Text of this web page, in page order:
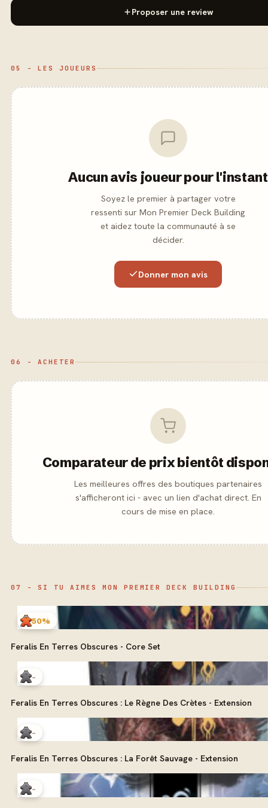
Proposer une review
05 - LES JOUEURS
Aucun avis joueur pour l'instant
Soyez le premier à partager votre
ressenti sur Mon Premier Deck Building
et aidez toute la communauté à se
décider.
Donner mon avis
06 - ACHETER
Comparateur de prix bientôt
Les meilleures offres des boutiques partenaires
s'afficheront ici - avec un lien d'achat direct. En
cours de mise en place.
07 - SI TU AIMES MON PREMIER DECK BUILDING
50%
Feralis En Terres Obscures - Core Set
-
Feralis En Terres Obscures : Le Règne Des Crètes - Extension
-
Feralis En Terres Obscures : La Forêt Sauvage - Extension
-